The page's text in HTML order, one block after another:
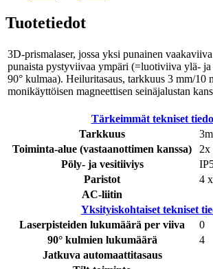
Tuotetiedot
3D-prismalaser, jossa yksi punainen
punaista pystyviivaa ympäri (=luotiviiva ylä- ja
90° kulmaa). Heiluritasaus, tarkkuus 3 mm/10
monikäyttöisen magneettisen seinäjalustan
Tärkeimmät tekniset
Tarkkuus
Toiminta-alue (vastaanottimen kanssa)
2x
Pöly- ja vesitiiviys
Paristot
4
AC-liitin
Yksityiskohtaiset tekniset
Laserpisteiden lukumäärä per viiva
0
90° kulmien lukumäärä
4
Jatkuva automaattitasaus